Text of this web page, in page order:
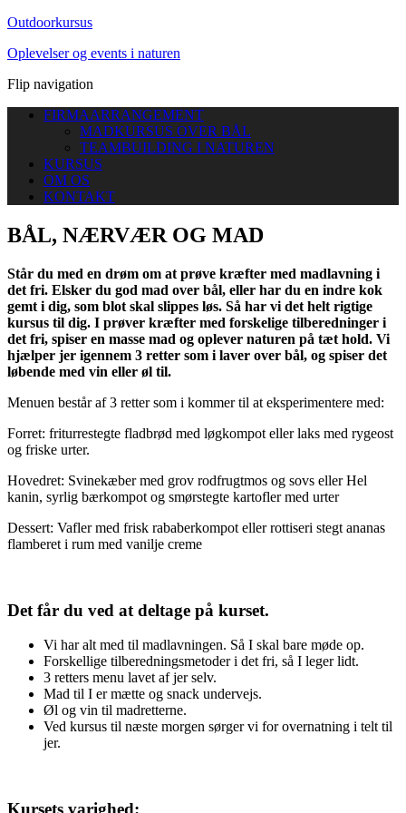
Outdoorkursus
Oplevelser og events i naturen
Flip navigation
FIRMAARRANGEMENT
MADKURSUS OVER BÅL
TEAMBUILDING I NATUREN
KURSUS
OM OS
KONTAKT
BÅL, NÆRVÆR OG MAD
Står du med en drøm om at prøve kræfter med madlavning i
det fri. Elsker du god mad over bål, eller har du en indre kok
gemt i dig, som blot skal slippes løs. Så har vi det helt rigtige
kursus til dig. I prøver kræfter med forskelige tilberedninger i
det fri, spiser en masse mad og oplever naturen på tæt hold. Vi
hjælper jer igennem 3 retter som i laver over bål, og spiser det
løbende med vin eller øl til.
Menuen består af 3 retter som i kommer til at eksperimentere med:
Forret: friturrestegte fladbrød med løgkompot eller laks med rygeost
og friske urter.
Hovedret: Svinekæber med grov rodfrugtmos og sovs eller Hel
kanin, syrlig bærkompot og smørstegte kartofler med urter
Dessert: Vafler med frisk rababerkompot eller rottiseri stegt ananas
flamberet i rum med vanilje creme
Det får du ved at deltage på kurset.
Vi har alt med til madlavningen. Så I skal bare møde op.
Forskellige tilberedningsmetoder i det fri, så I leger lidt.
3 retters menu lavet af jer selv.
Mad til I er mætte og snack undervejs.
Øl og vin til madretterne.
Ved kursus til næste morgen sørger vi for overnatning i telt til
jer.
Kursets varighed: